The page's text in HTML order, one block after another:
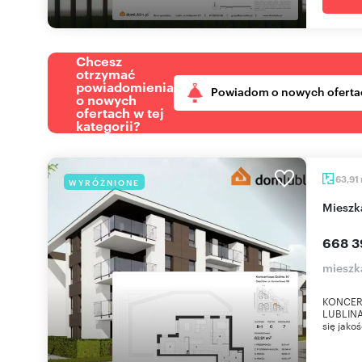
Chcesz
otrzymać
powiadomienia
o nowych
ofertach w tej
kategorii?
Powiadom o nowych
WYRÓŻNIONE 63,91
668
się